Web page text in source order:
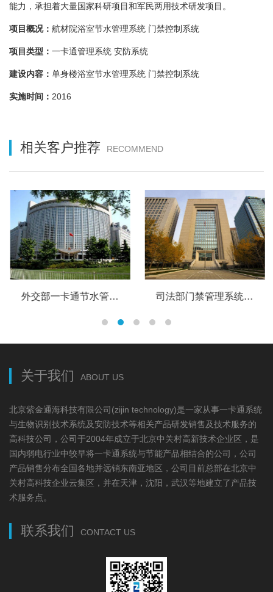
能力，承担着大量国家科研项目和军民两用技术研发项目。
项目概况： 航材院浴室节水管理系统 门禁控制系统
项目类型： 一卡通管理系统 安防系统
建设内容： 单身楼浴室节水管理系统 门禁控制系统
实施时间： 2016
相关客户推荐 RECOMMEND
外交部一卡通节水管理系统 司法部门禁管理系统 员工卡管理系统
关于我们 ABOUT US
北京紫金通海科技有限公司(zijin technology)是一家从事一卡通系统
与生物识别技术系统及安防技术等相关产品研发销售及技术服务的
高科技公司，公司于2004年成立于北京中关村高新技术企业区，是
国内弱电行业中较早将一卡通系统与节能产品相结合的公司，公司
产品销售分布全国各地并远销东南亚地区，公司目前总部在北京中
关村高科技企业云集区，并在天津，沈阳，武汉等地建立了产品技
术服务点。
联系我们 CONTACT US